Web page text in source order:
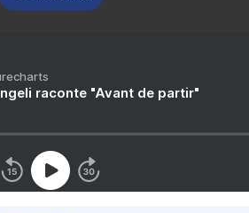
raconte "Avant de partir"